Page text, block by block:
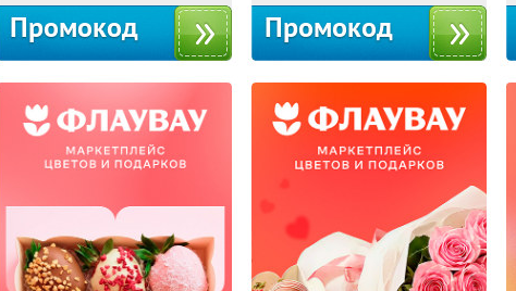
Промокод Промокод